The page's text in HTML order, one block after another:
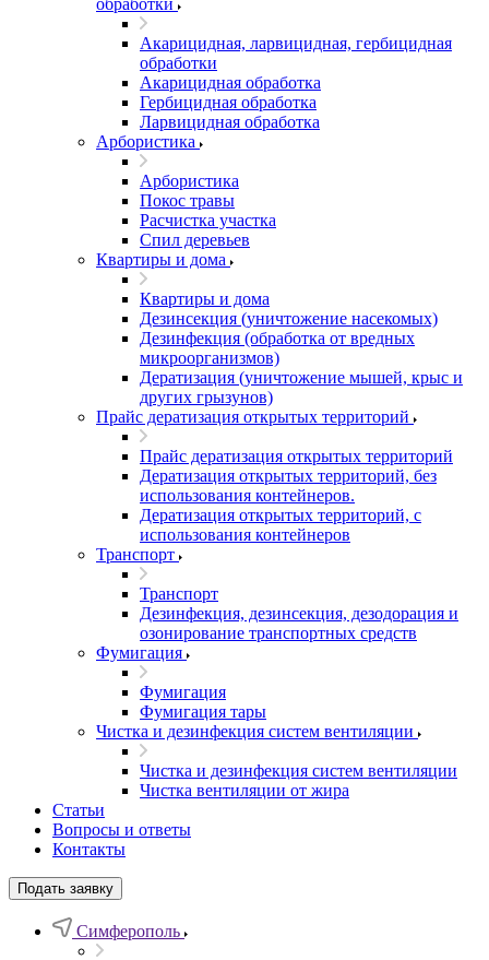
обработки
Акарицидная, ларвицидная, гербицидная
обработки
Акарицидная обработка
Гербицидная обработка
Ларвицидная обработка
Арбористика
Арбористика
Покос травы
Расчистка участка
Спил деревьев
Квартиры и дома
Квартиры и дома
Дезинсекция (уничтожение насекомых)
Дезинфекция (обработка от вредных
микроорганизмов)
Дератизация (уничтожение мышей, крыс и
других грызунов)
Прайс дератизация открытых территорий
Прайс дератизация открытых территорий
Дератизация открытых территорий, без
использования контейнеров.
Дератизация открытых территорий, с
использования контейнеров
Транспорт
Транспорт
Дезинфекция, дезинсекция, дезодорация и
озонирование транспортных средств
Фумигация
Фумигация
Фумигация тары
Чистка и дезинфекция систем вентиляции
Чистка и дезинфекция систем вентиляции
Чистка вентиляции от жира
Статьи
Вопросы и ответы
Контакты
Подать заявку
Симферополь